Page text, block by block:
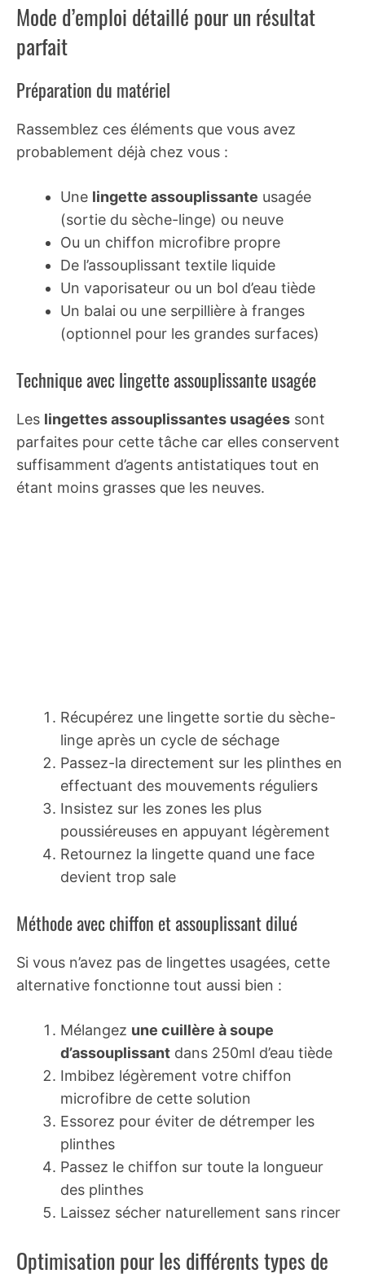
Mode d’emploi détaillé pour un résultat
parfait
Préparation du matériel
Rassemblez ces éléments que vous avez
probablement déjà chez vous :
Une lingette assouplissante usagée
(sortie du sèche-linge) ou neuve
Ou un chiffon microfibre propre
De l’assouplissant textile liquide
Un vaporisateur ou un bol d’eau tiède
Un balai ou une serpillière à franges
(optionnel pour les grandes surfaces)
Technique avec lingette assouplissante usagée
Les lingettes assouplissantes usagées sont
parfaites pour cette tâche car elles conservent
suffisamment d’agents antistatiques tout en
étant moins grasses que les neuves.
Récupérez une lingette sortie du sèche-
linge après un cycle de séchage
Passez-la directement sur les plinthes en
effectuant des mouvements réguliers
Insistez sur les zones les plus
poussiéreuses en appuyant légèrement
Retournez la lingette quand une face
devient trop sale
Méthode avec chiffon et assouplissant dilué
Si vous n’avez pas de lingettes usagées, cette
alternative fonctionne tout aussi bien :
Mélangez une cuillère à soupe
d’assouplissant dans 250ml d’eau tiède
Imbibez légèrement votre chiffon
microfibre de cette solution
Essorez pour éviter de détremper les
plinthes
Passez le chiffon sur toute la longueur
des plinthes
Laissez sécher naturellement sans rincer
Optimisation pour les différents types de